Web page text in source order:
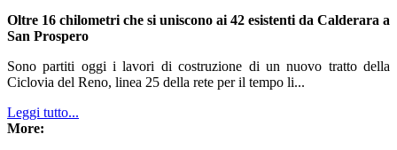
Oltre 16 chilometri che si uniscono ai 42 esistenti da Calderara a
San Prospero
Sono partiti oggi i lavori di costruzione di un nuovo tratto della
Ciclovia del Reno, linea 25 della rete per il tempo li...
Leggi tutto...
More: